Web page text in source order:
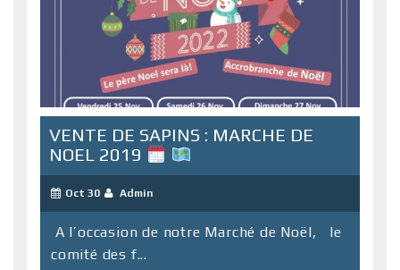
VENTE DE SAPINS : MARCHE DE
NOEL 2019
Oct 30 Admin
A l’occasion de notre Marché de Noël, le
comité des f...